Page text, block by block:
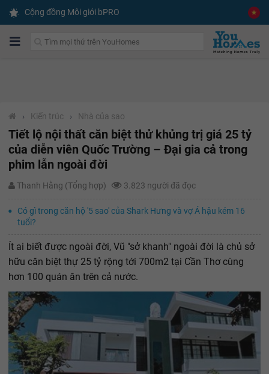
Cộng đồng Môi giới bPRO
› Kiến trúc › Nhà của sao
Tiết lộ nội thất căn biệt thử khủng trị giá 25 tỷ
của diễn viên Quốc Trường – Đại gia cả trong
phim lẫn ngoài đời
Thanh Hằng (Tổng hợp) 3.823 người đã đọc
Có gì trong căn hộ '5 sao' của Shark Hưng và vợ Á hậu kém 16
tuổi?
Ít ai biết được ngoài đời, Vũ "sở khanh" ngoài đời là chủ sở
hữu căn biệt thự 25 tỷ rộng tới 700m2 tại Cần Thơ cùng
hơn 100 quán ăn trên cả nước.